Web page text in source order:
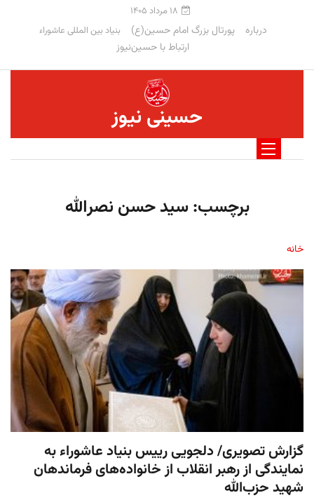
۱۸ مرداد ۱۴۰۵
درباره پورتال بزرگ امام حسین(ع) بنیاد بین المللی عاشوراء
ارتباط با حسین‌نیوز
حسینی نیوز
برچسب:سید حسن نصرالله
خانه
گزارش تصویری/ دلجویی رییس بنیاد عاشوراء به
نمایندگی از رهبر انقلاب از خانواده‌های فرماندهان
شهید حزب‌الله